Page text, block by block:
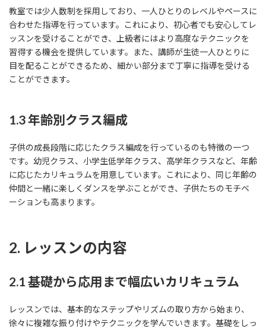
教室では少人数制を採用しており、一人ひとりのレベルやペースに
合わせた指導を行っています。これにより、初心者でも安心してレ
ッスンを受けることができ、上級者にはより高度なテクニックを
習得する機会を提供しています。また、講師が生徒一人ひとりに
目を配ることができるため、細かい部分まで丁寧に指導を受ける
ことができます。
1.3 年齢別クラス編成
子供の成長段階に応じたクラス編成を行っているのも特徴の一つ
です。幼児クラス、小学生低学年クラス、高学年クラスなど、年齢
に応じたカリキュラムを用意しています。これにより、同じ年齢の
仲間と一緒に楽しくダンスを学ぶことができ、子供たちのモチベ
ーションも高まります。
2. レッスンの内容
2.1 基礎から応用まで幅広いカリキュラム
レッスンでは、基本的なステップやリズムの取り方から始まり、
徐々に複雑な振り付けやテクニックを学んでいきます。基礎をしっ